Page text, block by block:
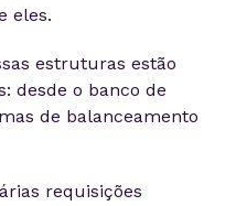
eles.
estruturas estão
desde o banco de
de balanceamento
requisições